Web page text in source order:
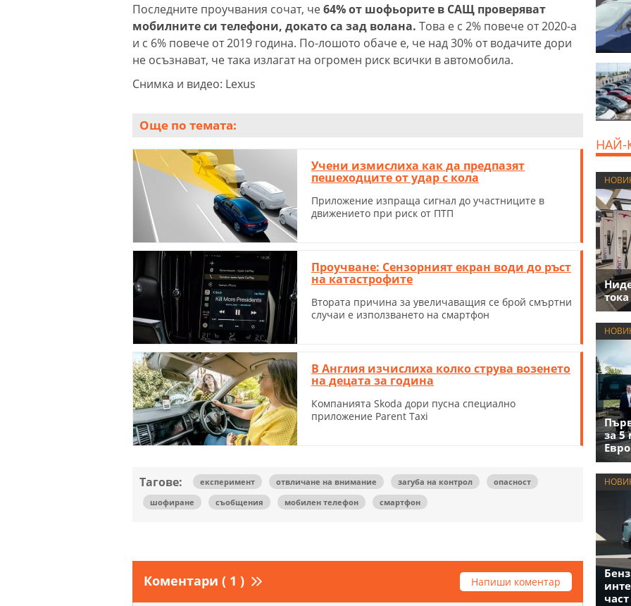
Последните проучвания сочат, че64% от шофьорите в САЩ проверяват
мобилните си телефони, докато са зад волана. Това е с 2% повече от 2020-а
и с 6% повече от 2019 година. По-лошото обаче е, че над 30% от водачите дори
не осъзнават, че така излагат на огромен риск всички в автомобила.
Снимка и видео: Lexus
Още по темата:
Учени измислиха как да предпазят
пешеходците от удар с кола
Приложение изпраща сигнал до участниците в
движението при риск от ПТП
Проучване: Сензорният екран води до ръст
на катастрофите
Втората причина за увеличаващия се брой смъртни
случаи е използването на смартфон
В Англия изчислиха колко струва возенето
на децата за година
Компанията Skoda дори пусна специално
приложение Parent Taxi
Тагове: експеримент отвличане на внимание загуба на контрол
опасност
шофиране
съобщения мобилен телефон смартфон
Коментари ( 1 ) Напиши коментар
НАЙ-
за 5
част